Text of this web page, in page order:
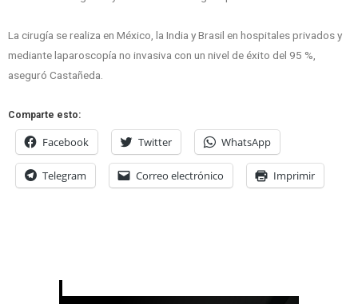
La cirugía se realiza en México, la India y Brasil en hospitales privados y
mediante laparoscopía no invasiva con un nivel de éxito del 95 %,
aseguró Castañeda.
Comparte esto:
Facebook Twitter WhatsApp
Telegram Correo electrónico Imprimir